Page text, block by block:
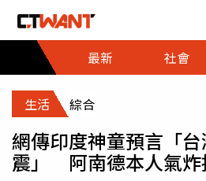
最新
社會
生活 綜合
網傳印度神童預言「
震」 阿南德本人氣炸